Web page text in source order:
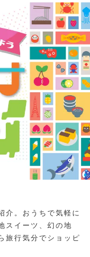
介。おうちで気軽に
スイーツ、幻の地
旅行気分でショッピ